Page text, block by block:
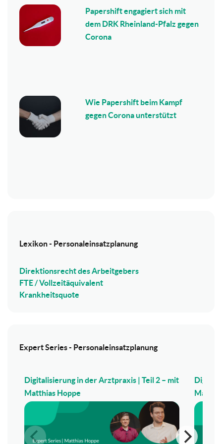
Papershift engagiert sich mit
dem DRK Rheinland-Pfalz gegen
Corona
Wie Papershift beim Kampf
gegen Corona unterstützt
Lexikon - Personaleinsatzplanung
Direktionsrecht des Arbeitgebers
FTE / Vollzeitäquivalent
Krankheitsquote
Expert Series - Personaleinsatzplanung
Digitalisierung in der Arztpraxis | Teil 2 – mit
Matthias Hoppe